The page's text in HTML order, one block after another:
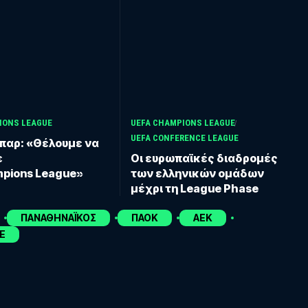
LEAGUE
«Θέλουμε να
League»
UEFA CHAMPIONS LEAGUE
UEFA CONFERENCE LEAGUE
Οι ευρωπαϊκές διαδρομές
των ελληνικών ομάδων
μέχρι τη League Phase
ΠΑΝΑΘΗΝΑΪΚΟΣ ΠΑΟΚ
ΑΕΚ